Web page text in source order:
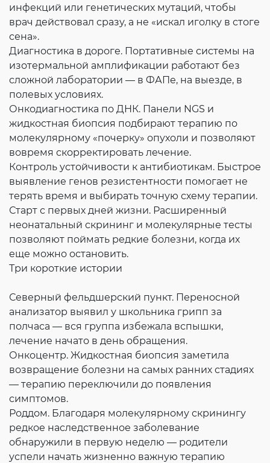
инфекций или генетических мутаций, чтобы
врач действовал сразу, а не «искал иголку в стоге
сена».
Диагностика в дороге. Портативные системы на
изотермальной амплификации работают без
сложной лаборатории — в ФАПе, на выезде, в
полевых условиях.
Онкодиагностика по ДНК. Панели NGS и
жидкостная биопсия подбирают терапию по
молекулярному «почерку» опухоли и позволяют
вовремя скорректировать лечение.
Контроль устойчивости к антибиотикам. Быстрое
выявление генов резистентности помогает не
терять время и выбирать точную схему терапии.
Старт с первых дней жизни. Расширенный
неонатальный скрининг и молекулярные тесты
позволяют поймать редкие болезни, когда их
еще можно остановить.
Три короткие истории
Северный фельдшерский пункт. Переносной
анализатор выявил у школьника грипп за
полчаса — вся группа избежала вспышки,
лечение начато в день обращения.
Онкоцентр. Жидкостная биопсия заметила
возвращение болезни на самых ранних стадиях
— терапию переключили до появления
симптомов.
Роддом. Благодаря молекулярному скринингу
редкое наследственное заболевание
обнаружили в первую неделю — родители
успели начать жизненно важную терапию